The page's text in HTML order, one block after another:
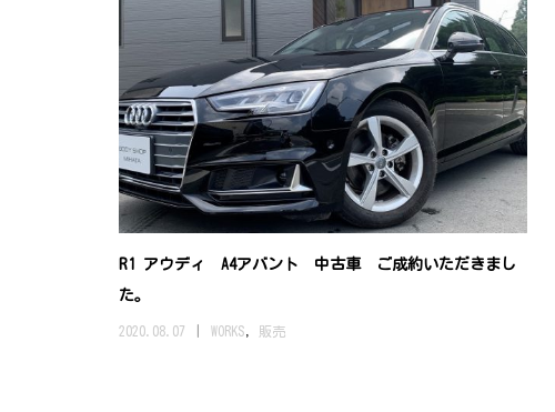
R1 アウディ A4アバント 中古車 ご成約いただきまし
た。
2020.08.07 WORKS 販売